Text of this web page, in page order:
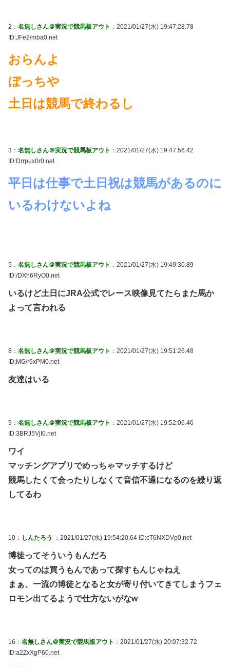
2： 名無しさん＠実況で競馬板アウト ：2021/01/27(水) 19:47:28.78
ID:JFe2/mba0.net
おらんよ
ぼっちや
土日は競馬で終わるし
3： 名無しさん＠実況で競馬板アウト ：2021/01/27(水) 19:47:56.42
ID:Drrpux0r0.net
平日は仕事で土日祝は競馬があるのに
いるわけないよね
5： 名無しさん＠実況で競馬板アウト ：2021/01/27(水) 19:49:30.89
ID:/DXh6RyO0.net
いるけど土日にJRA公式でレース映像見てたらまた馬か
よって言われる
8： 名無しさん＠実況で競馬板アウト ：2021/01/27(水) 19:51:26.48
ID:MG/r6xPM0.net
友達はいる
9： 名無しさん＠実況で競馬板アウト ：2021/01/27(水) 19:52:06.46
ID:3BRJ5VjI0.net
ワイ
マッチングアプリでめっちゃマッチするけど
競馬したくて会ったりしなくて音信不通になるのを繰り返
してるわ
10： しんたろう ：2021/01/27(水) 19:54:20.64 ID:cT6NXDVp0.net
博徒ってそういうもんだろ
女ってのは買うもんであって探すもんじゃねえ
まぁ、一流の博徒となると女が寄り付いてきてしまうフェ
ロモン出てるようで仕方ないがなw
16： 名無しさん＠実況で競馬板アウト ：2021/01/27(水) 20:07:32.72
ID:a2ZxXgP60.net